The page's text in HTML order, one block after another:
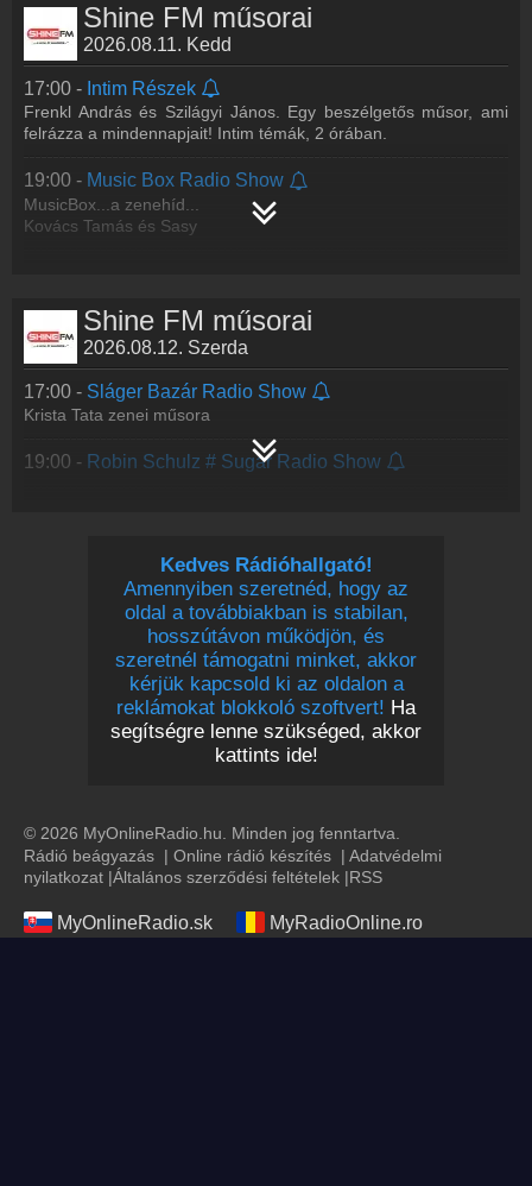
Shine FM műsorai
2026.08.11. Kedd
17:00 - Intim Részek
Frenkl András és Szilágyi János. Egy beszélgetős műsor, ami
felrázza a mindennapjait! Intim témák, 2 órában.
19:00 - Music Box Radio Show
MusicBox...a zenehíd...
Kovács Tamás és Sasy
Shine FM műsorai
2026.08.12. Szerda
17:00 - Sláger Bazár Radio Show
Krista Tata zenei műsora
19:00 - Robin Schulz # Sugar Radio Show
Kedves Rádióhallgató!
Amennyiben szeretnéd, hogy az
oldal a továbbiakban is stabilan,
hosszútávon működjön, és
szeretnél támogatni minket, akkor
kérjük kapcsold ki az oldalon a
reklámokat blokkoló szoftvert! Ha
segítségre lenne szükséged, akkor
kattints ide!
© 2026 MyOnlineRadio.hu. Minden jog fenntartva.
Rádió beágyazás | Online rádió készítés | Adatvédelmi
nyilatkozat |Általános szerződési feltételek |RSS
MyOnlineRadio.sk
MyRadioOnline.ro